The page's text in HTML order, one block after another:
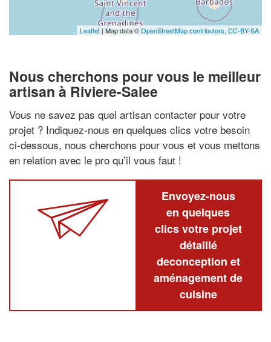
Leaflet | Map data ©OpenStreetMap contributors, CC-BY-SA
Nous cherchons pour vous le meilleur
artisan à Riviere-Salee
Vous ne savez pas quel artisan contacter pour votre
projet ? Indiquez-nous en quelques clics votre besoin
ci-dessous, nous cherchons pour vous et vous mettons
en relation avec le pro qu’il vous faut !
Envoyez-nous
en quelques
clics votre projet
détaillé
deconception et
aménagement de
cuisine